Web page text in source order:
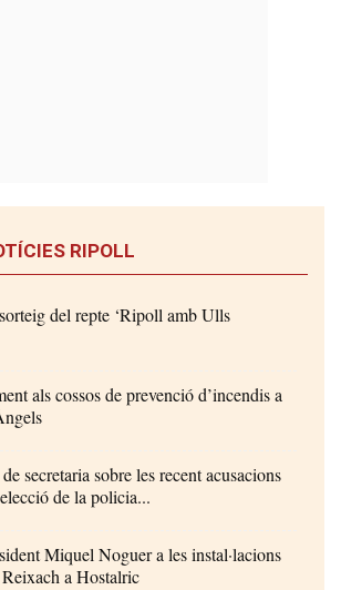
RIPOLL
del repte ‘Ripoll amb Ulls
als cossos de prevenció d’incendis a
secretaria sobre les recent acusacions
de la policia...
Miquel Noguer a les instal·lacions
a Hostalric